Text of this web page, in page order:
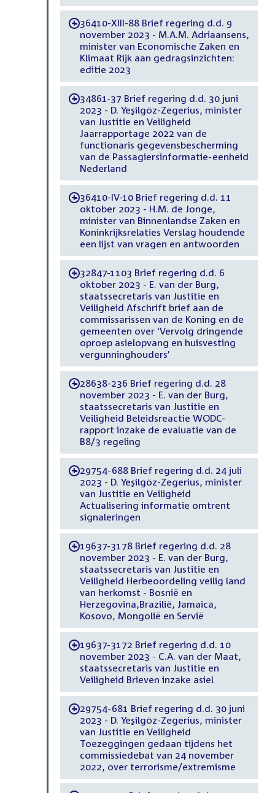
-36410-XIII-88 Brief regering d.d. 9
november 2023 - M.A.M. Adriaansens,
minister van Economische Zaken en
Klimaat Rijk aan gedragsinzichten:
editie 2023
-34861-37 Brief regering d.d. 30 juni
2023 - D. Yeşilgöz-Zegerius, minister
van Justitie en Veiligheid
Jaarrapportage 2022 van de
functionaris gegevensbescherming
van de Passagiersinformatie-eenheid
Nederland
-36410-IV-10 Brief regering d.d. 11
oktober 2023 - H.M. de Jonge,
minister van Binnenlandse Zaken en
Koninkrijksrelaties Verslag houdende
een lijst van vragen en antwoorden
-32847-1103 Brief regering d.d. 6
oktober 2023 - E. van der Burg,
staatssecretaris van Justitie en
Veiligheid Afschrift brief aan de
commissarissen van de Koning en de
gemeenten over ‘Vervolg dringende
oproep asielopvang en huisvesting
vergunninghouders’
-28638-236 Brief regering d.d. 28
november 2023 - E. van der Burg,
staatssecretaris van Justitie en
Veiligheid Beleidsreactie WODC-
rapport inzake de evaluatie van de
B8/3 regeling
-29754-688 Brief regering d.d. 24 juli
2023 - D. Yeşilgöz-Zegerius, minister
van Justitie en Veiligheid
Actualisering informatie omtrent
signaleringen
-19637-3178 Brief regering d.d. 28
november 2023 - E. van der Burg,
staatssecretaris van Justitie en
Veiligheid Herbeoordeling veilig land
van herkomst - Bosnië en
Herzegovina,Brazilië, Jamaica,
Kosovo, Mongolië en Servië
-19637-3172 Brief regering d.d. 10
november 2023 - C.A. van der Maat,
staatssecretaris van Justitie en
Veiligheid Brieven inzake asiel
-29754-681 Brief regering d.d. 30 juni
2023 - D. Yeşilgöz-Zegerius, minister
van Justitie en Veiligheid
Toezeggingen gedaan tijdens het
commissiedebat van 24 november
2022, over terrorisme/extremisme